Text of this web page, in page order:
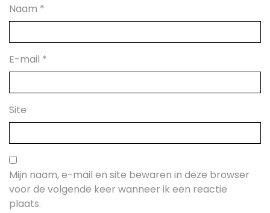
Naam *
E-mail *
Site
Mijn naam, e-mail en site bewaren in deze browser
voor de volgende keer wanneer ik een reactie
plaats.